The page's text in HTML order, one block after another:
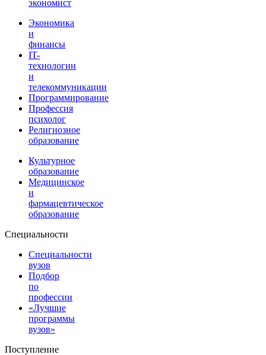
экономист
Экономика
и
финансы
IT-
технологии
и
телекоммуникации
Программирование
Профессия
психолог
Религиозное
образование
Культурное
образование
Медицинское
и
фармацевтическое
образование
Специальности
Специальности
вузов
Подбор
по
профессии
«Лучшие
программы
вузов»
Поступление